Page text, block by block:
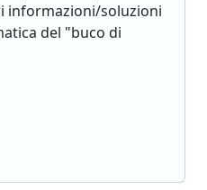
informazioni/soluzioni
del "buco di